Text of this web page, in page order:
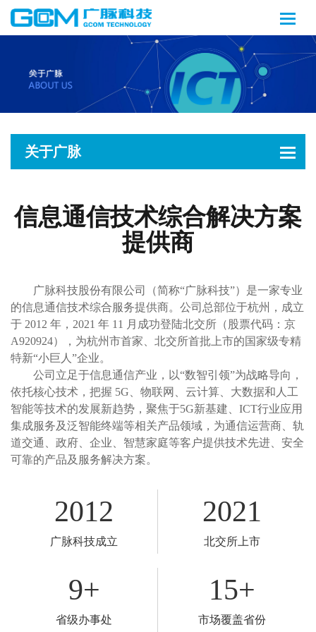
关于广脉
信息通信技术综合解决方案
提供商
广脉科技股份有限公司（简称“广脉科技”）是一家专业
的信息通信技术综合服务提供商。公司总部位于杭州，成立
于 2012 年，2021 年 11 月成功登陆北交所（股票代码：京
A920924），为杭州市首家、北交所首批上市的国家级专精
特新“小巨人”企业。
公司立足于信息通信产业，以“数智引领”为战略导向，
依托核心技术，把握 5G、物联网、云计算、大数据和人工
智能等技术的发展新趋势，聚焦于5G新基建、ICT行业应用
集成服务及泛智能终端等相关产品领域，为通信运营商、轨
道交通、政府、企业、智慧家庭等客户提供技术先进、安全
可靠的产品及服务解决方案。
2012
广脉科技成立
2021
北交所上市
9+
省级办事处
15+
市场覆盖省份